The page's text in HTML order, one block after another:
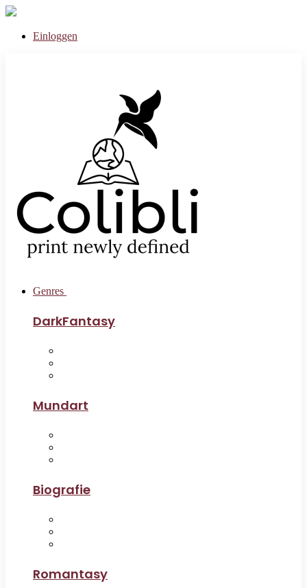
Einloggen
Genres
DarkFantasy
Mundart
Biografie
Romantasy